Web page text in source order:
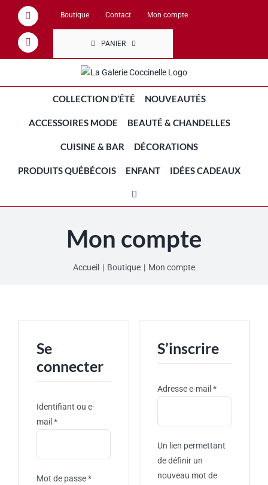
Passer
contenu
Facebook
Instagram
Boutique Contact Mon compte
PANIER
COLLECTION D’ÉTÉ NOUVEAUTÉS
ACCESSOIRES MODE BEAUTÉ & CHANDELLES
CUISINE & BAR DÉCORATIONS
PRODUITS QUÉBÉCOIS ENFANT IDÉES CADEAUX
Mon compte
Accueil Boutique Mon compte
Se
connecter
Identifiant ou e-
mail *Obligatoire
Mot de passe*Obligatoire
S’inscrire
Adresse e-mail *Obligatoire
Un lien permettant
de définir un
nouveau mot de